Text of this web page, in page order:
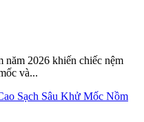
năm 2026 khiến chiếc nệm
và...